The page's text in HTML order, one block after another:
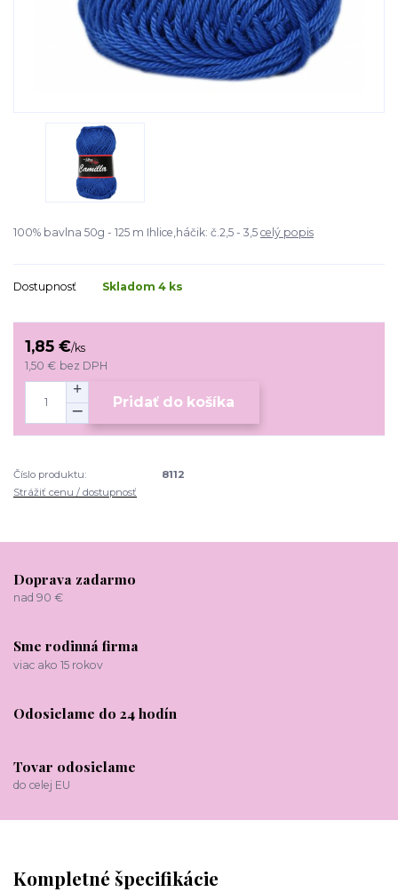
100% bavlna 50g - 125 m Ihlice,háčik: č.2,5 - 3,5 celý popis
Dostupnosť Skladom 4 ks
1,85 €/ks
1,50 € bez DPH
Pridať do košíka
Číslo produktu:
8112
Strážiť cenu / dostupnosť
Doprava zadarmo
nad 90 €
Sme rodinná firma
viac ako 15 rokov
Odosielame do 24 hodín
Tovar odosielame
do celej EU
Kompletné špecifikácie